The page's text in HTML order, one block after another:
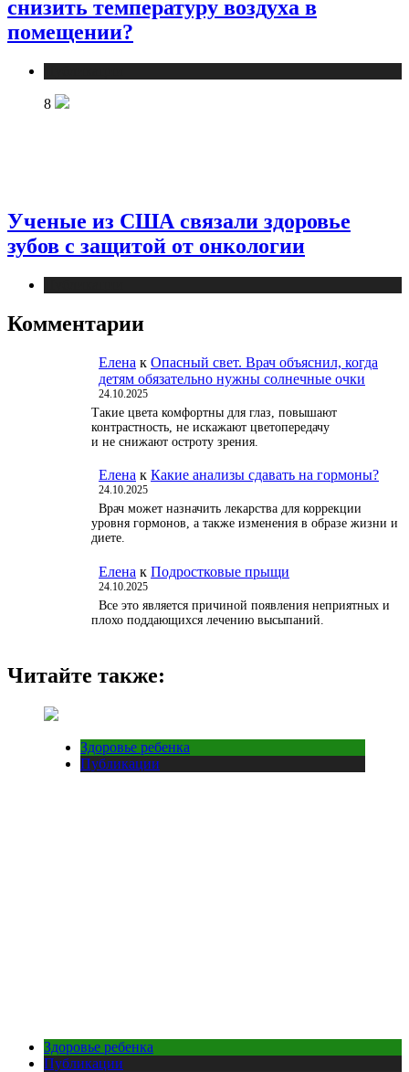
снизить температуру воздуха в
помещении?
8
Ученые из США связали здоровье
зубов с защитой от онкологии
Комментарии
Елена к Опасный свет. Врач объяснил, когда
детям обязательно нужны солнечные очки
24.10.2025
Такие цвета комфортны для глаз, повышают
контрастность, не искажают цветопередачу
и не снижают остроту зрения.
Елена к Какие анализы сдавать на гормоны?
24.10.2025
Врач может назначить лекарства для коррекции
уровня гормонов, а также изменения в образе жизни и
диете.
Елена к Подростковые прыщи
24.10.2025
Все это является причиной появления неприятных и
плохо поддающихся лечению высыпаний.
Читайте также:
Здоровье ребенка
Публикации
Здоровье ребенка
Публикации